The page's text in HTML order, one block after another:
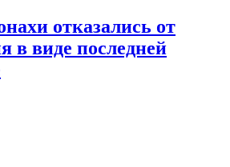
отказались от
в виде последней